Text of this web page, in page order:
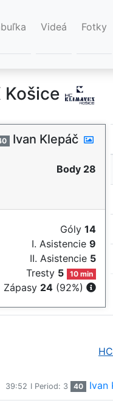
Videá Fotky
Košice
Ivan Klepáč
Body 28
Góly 14
I. Asistencie 9
II. Asistencie 5
Tresty 5 10 min
Zápasy 24 (92%)
39:52 I Period: 3 40 Ivan